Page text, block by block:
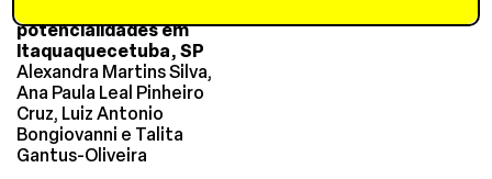
potencialidades em
Itaquaquecetuba, SP
Alexandra Martins Silva,
Ana Paula Leal Pinheiro
Cruz, Luiz Antonio
Bongiovanni e Talita
Gantus-Oliveira